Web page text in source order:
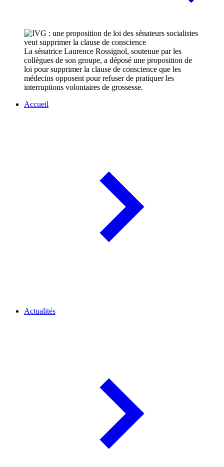
La sénatrice Laurence Rossignol, soutenue par les
collègues de son groupe, a déposé une proposition de
loi pour supprimer la clause de conscience que les
médecins opposent pour refuser de pratiquer les
interruptions volontaires de grossesse.
Accueil
Actualités